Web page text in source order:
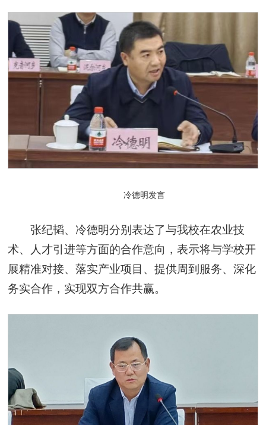
冷德明发言
张纪韬、冷德明分别表达了与我校在农业技
术、人才引进等方面的合作意向，表示将与学校开
展精准对接、落实产业项目、提供周到服务、深化
务实合作，实现双方合作共赢。